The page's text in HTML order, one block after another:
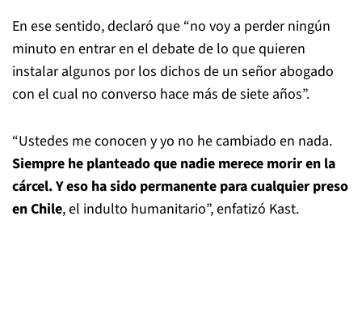
En ese sentido, declaró que “no voy a perder ningún
minuto en entrar en el debate de lo que quieren
instalar algunos por los dichos de un señor abogado
con el cual no converso hace más de siete años”.
“Ustedes me conocen y yo no he cambiado en nada.
Siempre he planteado que nadie merece morir en la
cárcel. Y eso ha sido permanente para cualquier preso
en Chile, el indulto humanitario”, enfatizó Kast.